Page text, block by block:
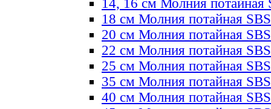
14, 16 см Молния потайная
18 см Молния потайная SBS
20 см Молния потайная SBS
22 см Молния потайная SBS
25 см Молния потайная SBS
35 см Молния потайная SBS
40 см Молния потайная SBS